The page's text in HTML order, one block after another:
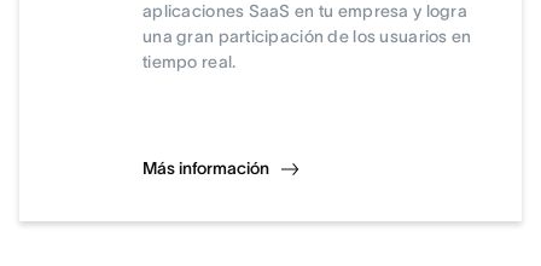
aplicaciones SaaS en tu empresa y logra
una gran participación de los usuarios en
tiempo real.
Más información